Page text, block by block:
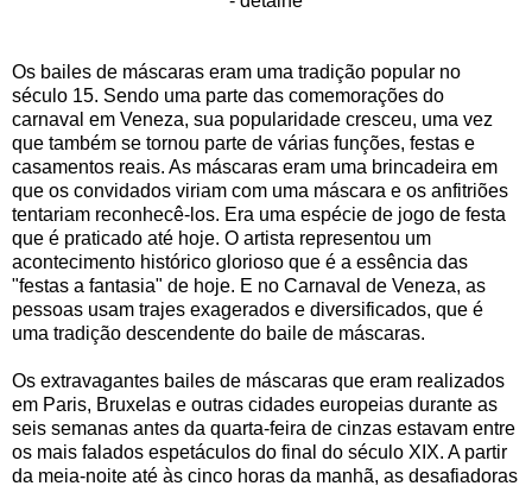
Os bailes de máscaras eram uma tradição popular no
século 15. Sendo uma parte das comemorações do
carnaval em Veneza, sua popularidade cresceu, uma vez
que também se tornou parte de várias funções, festas e
casamentos reais. As máscaras eram uma brincadeira em
que os convidados viriam com uma máscara e os anfitriões
tentariam reconhecê-los. Era uma espécie de jogo de festa
que é praticado até hoje. O artista representou um
acontecimento histórico glorioso que é a essência das
"festas a fantasia" de hoje. E no Carnaval de Veneza, as
pessoas usam trajes exagerados e diversificados, que é
uma tradição descendente do baile de máscaras.
Os extravagantes bailes de máscaras que eram realizados
em Paris, Bruxelas e outras cidades europeias durante as
seis semanas antes da quarta-feira de cinzas estavam entre
os mais falados espetáculos do final do século XIX. A partir
da meia-noite até às cinco horas da manhã, as desafiadoras